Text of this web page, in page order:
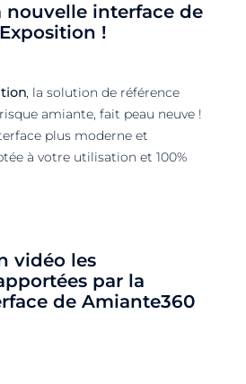
nouvelle interface de
!
, la solution de référence
amiante, fait peau neuve !
plus moderne et
à votre utilisation et 100%
vidéo les
par la
de Amiante360